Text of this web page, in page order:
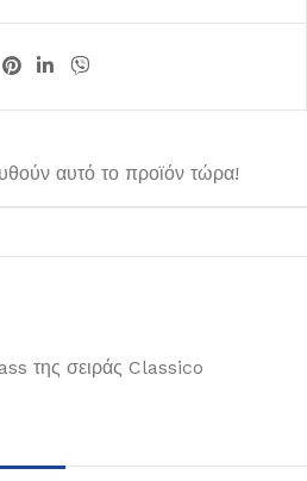
αυτό το προϊόν τώρα!
της σειράς Classico